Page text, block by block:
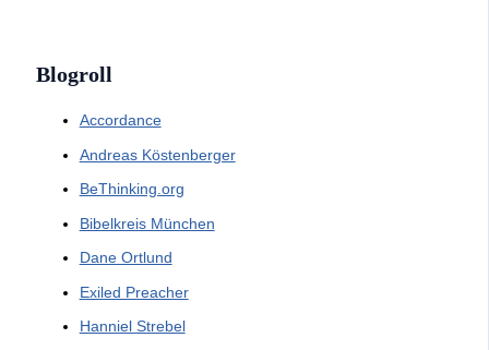
Blogroll
Accordance
Andreas Köstenberger
BeThinking.org
Bibelkreis München
Dane Ortlund
Exiled Preacher
Hanniel Strebel